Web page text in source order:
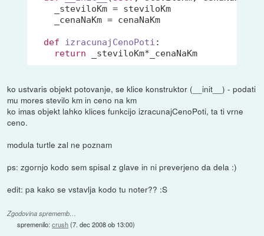
    _steviloKm = steviloKm
    _cenaNaKm = cenaNaKm
def izracunajCenoPoti :
return
ko ustvaris objekt potovanje, se klice konstruktor (__init__) - podati
mu mores stevilo km in ceno na km
ko imas objekt lahko klices funkcijo izracunajCenoPoti, ta ti vrne
ceno.
modula turtle zal ne poznam
ps: zgornjo kodo sem spisal z glave in ni preverjeno da dela :)
edit: pa kako se vstavlja kodo tu noter?? :S
Zgodovina sprememb…
spremenilo:crush(7. dec 2008 ob 13:00)